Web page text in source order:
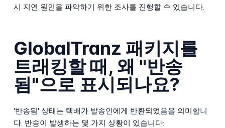
시 지연 원인을 파악하기 위한 조사를 진행할 수 있습니다.
GlobalTranz 패키지를
트래킹할 때, 왜 "반송
됨"으로 표시되나요?
'반송됨' 상태는 택배가 발송인에게 반환되었음을 의미합니
다. 반송이 발생하는 몇 가지 상황이 있습니다: